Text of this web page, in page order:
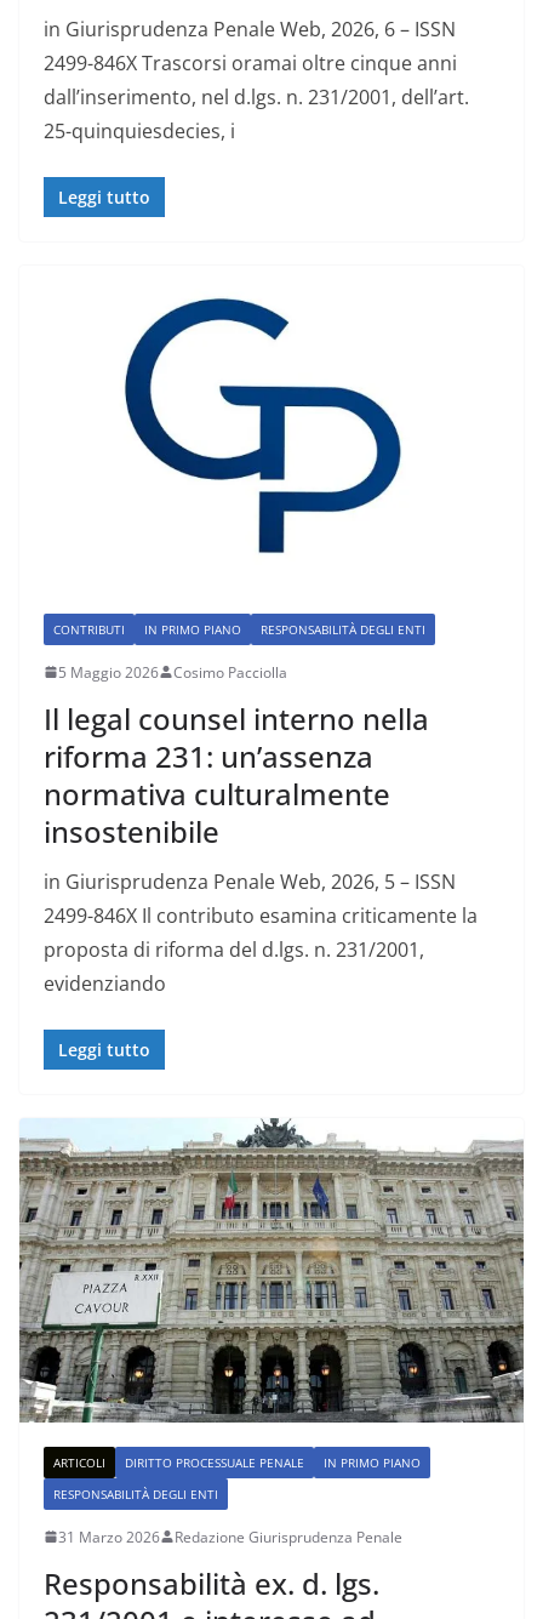
in Giurisprudenza Penale Web, 2026, 6 – ISSN
2499-846X Trascorsi oramai oltre cinque anni
dall’inserimento, nel d.lgs. n. 231/2001, dell’art.
25-quinquiesdecies, i
Leggi tutto
CONTRIBUTI IN PRIMO PIANO RESPONSABILITÀ DEGLI ENTI
5 Maggio 2026 Cosimo Pacciolla
Il legal counsel interno nella
riforma 231: un’assenza
normativa culturalmente
insostenibile
in Giurisprudenza Penale Web, 2026, 5 – ISSN
2499-846X Il contributo esamina criticamente la
proposta di riforma del d.lgs. n. 231/2001,
evidenziando
Leggi tutto
ARTICOLI DIRITTO PROCESSUALE PENALE
IN PRIMO PIANO
RESPONSABILITÀ DEGLI ENTI
31 Marzo 2026 Redazione Giurisprudenza Penale
Responsabilità ex. d. lgs.